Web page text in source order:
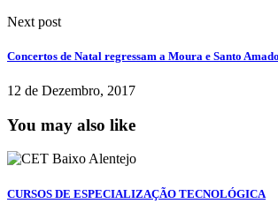
Next post
Concertos de Natal regressam a Moura e Santo
12 de Dezembro, 2017
You may also like
CURSOS DE ESPECIALIZAÇÃO TECNOLÓGICA